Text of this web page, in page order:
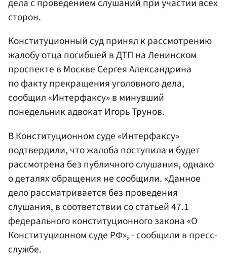
дела с проведением слушаний при участии всех
сторон.
Конституционный суд принял к рассмотрению
жалобу отца погибшей в ДТП на Ленинском
проспекте в Москве Сергея Александрина
по факту прекращения уголовного дела,
сообщил «Интерфаксу» в минувший
понедельник адвокат Игорь Трунов.
В Конституционном суде «Интерфаксу»
подтвердили, что жалоба поступила и будет
рассмотрена без публичного слушания, однако
о деталях обращения не сообщили. «Данное
дело рассматривается без проведения
слушания, в соответствии со статьей 47.1
федерального конституционного закона «О
Конституционном суде РФ», - сообщили в пресс-
службе.